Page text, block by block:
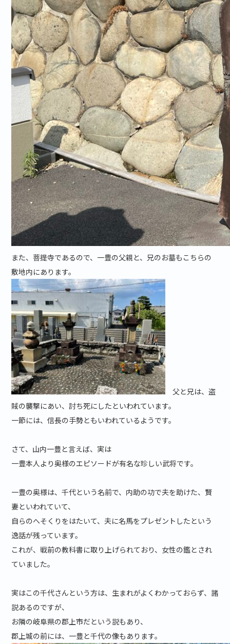
また、菩提寺であるので、一豊の父親と、兄のお墓もこちらの
敷地内にあります。
父と兄は、盗
賊の襲撃にあい、討ち死にしたといわれています。
一節には、信長の手勢ともいわれているようです。
さて、山内一豊と言えば、実は
一豊本人より奥様のエピソードが有名な珍しい武将です。
一豊の奥様は、千代という名前で、内助の功で夫を助けた、賢
妻といわれていて、
自らのへそくりをはたいて、夫に名馬をプレゼントしたという
逸話が残っています。
これが、戦前の教科書に取り上げられており、女性の鑑とされ
ていました。
実はこの千代さんという方は、生まれがよくわかっておらず、諸
説あるのですが、
お隣の岐阜県の郡上市だという説もあり、
郡上城の前には、一豊と千代の像もあります。